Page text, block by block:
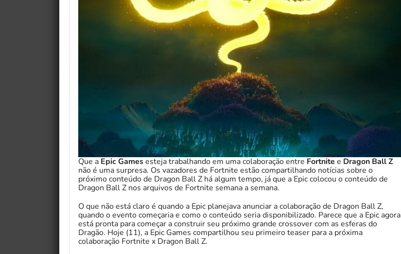
Que a Epic Gamesesteja trabalhando em uma colaboração entre Fortnite e Dragon Ball Z
não é uma surpresa. Os vazadores de Fortnite estão compartilhando notícias sobre o
próximo conteúdo de Dragon Ball Z há algum tempo, já que a Epic colocou o conteúdo de
Dragon Ball Z nos arquivos de Fortnite semana a semana.
O que não está claro é quando a Epic planejava anunciar a colaboração de Dragon Ball Z,
quando o evento começaria e como o conteúdo seria disponibilizado. Parece que a Epic agora
está pronta para começar a construir seu próximo grande crossover com as esferas do
Dragão. Hoje (11), a Epic Games compartilhou seu primeiro teaser para a próxima
colaboração Fortnite x Dragon Ball Z.